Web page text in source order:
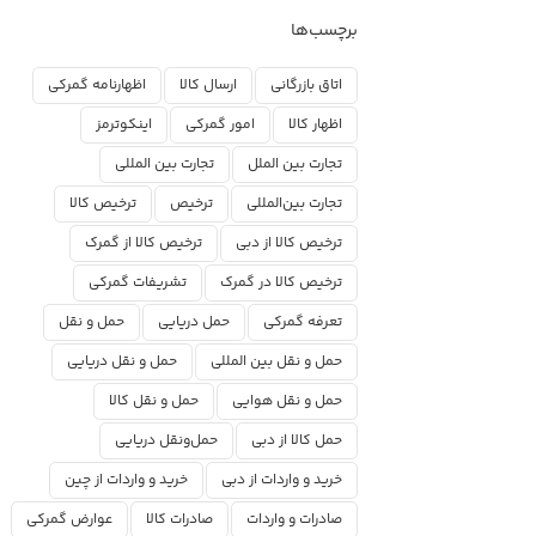
برچسب‌ها
اتاق بازرگانی ارسال کالا
اظهارنامه گمرکی
اظهار کالا
امور گمرکی
اینکوترمز
تجارت بین الملل
تجارت بین المللی
تجارت بین‌المللی
ترخیص
ترخیص کالا
ترخیص کالا از دبی
ترخیص کالا از گمرک
ترخیص کالا در گمرک
تشریفات گمرکی
تعرفه گمرکی
حمل دریایی
حمل و نقل
حمل و نقل بین المللی
حمل و نقل دریایی
حمل و نقل هوایی
حمل و نقل کالا
حمل کالا از دبی
حمل‌ونقل دریایی
خرید و واردات از دبی
خرید و واردات از چین
صادرات و واردات
صادرات کالا عوارض گمرکی